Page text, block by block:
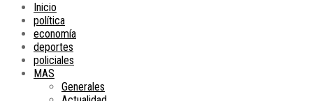
Inicio
política
economía
deportes
policiales
MAS
Generales